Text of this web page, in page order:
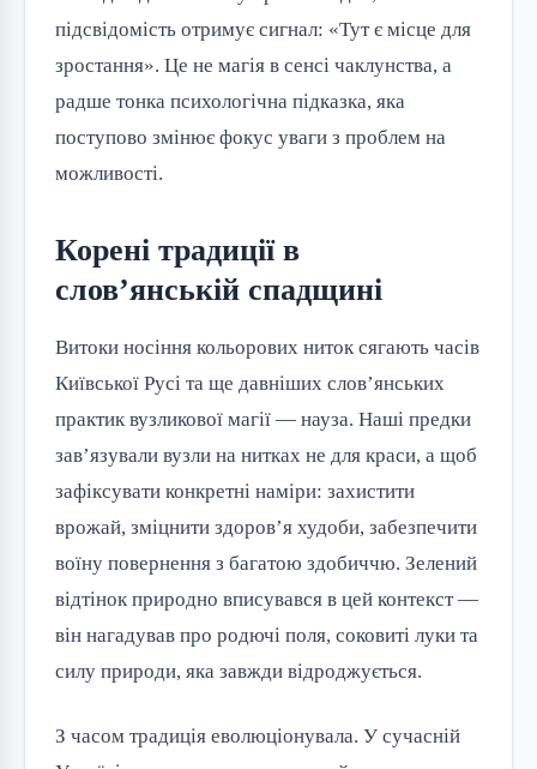
підсвідомість отримує сигнал: «Тут є місце для
зростання». Це не магія в сенсі чаклунства, а
радше тонка психологічна підказка, яка
поступово змінює фокус уваги з проблем на
можливості.
Корені традиції в
слов’янській спадщині
Витоки носіння кольорових ниток сягають часів
Київської Русі та ще давніших слов’янських
практик вузликової магії — науза. Наші предки
зав’язували вузли на нитках не для краси, а щоб
зафіксувати конкретні наміри: захистити
врожай, зміцнити здоров’я худоби, забезпечити
воїну повернення з багатою здобиччю. Зелений
відтінок природно вписувався в цей контекст —
він нагадував про родючі поля, соковиті луки та
силу природи, яка завжди відроджується.
З часом традиція еволюціонувала. У сучасній